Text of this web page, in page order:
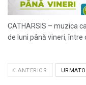
CATHARSIS – muzica
de luni până vineri, între
ANTERIOR